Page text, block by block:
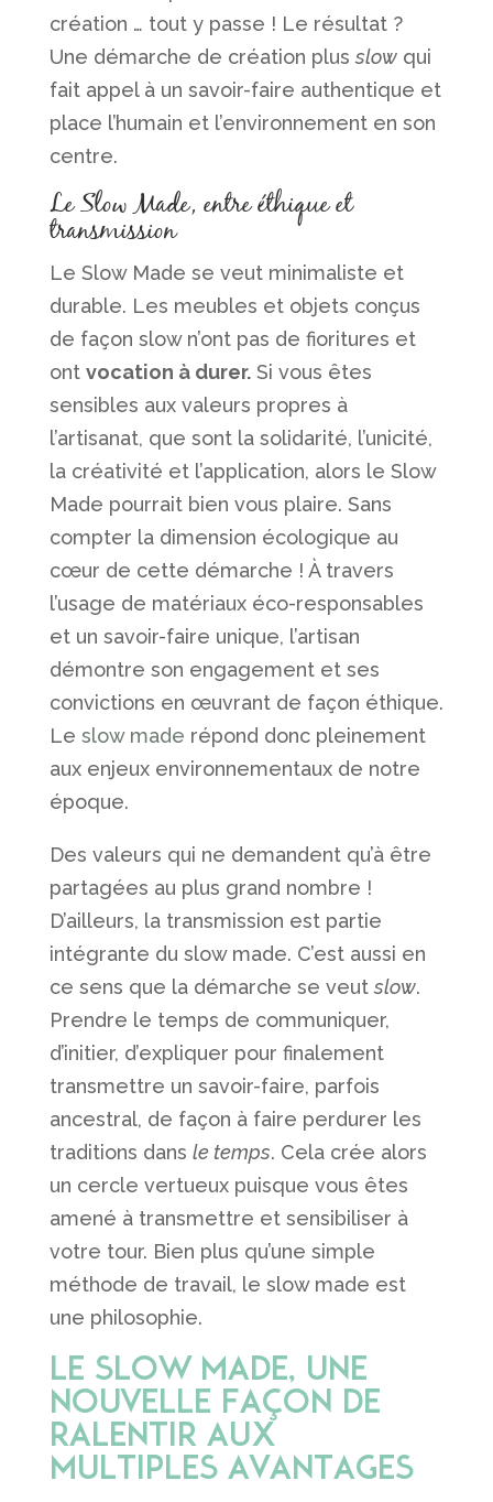
création … tout y passe ! Le résultat ?
Une démarche de création plusslowqui
fait appel à un savoir-faire authentique et
place l’humain et l’environnement en son
centre.
Le Slow Made, entre éthique et
transmission
Le Slow Made se veut minimaliste et
durable. Les meubles et objets conçus
de façon slow n’ont pas de fioritures et
ont vocation à durer.Si vous êtes
sensibles aux valeurs propres à
l’artisanat, que sont la solidarité, l’unicité,
la créativité et l’application, alors le Slow
Made pourrait bien vous plaire. Sans
compter la dimension écologique au
cœur de cette démarche ! À travers
l’usage de matériaux éco-responsables
et un savoir-faire unique, l’artisan
démontre son engagement et ses
convictions en œuvrant de façon éthique.
Le slow made répond donc pleinement
aux enjeux environnementaux de notre
époque.
Des valeurs qui ne demandent qu’à être
partagées au plus grand nombre !
D’ailleurs, la transmission est partie
intégrante du slow made. C’est aussi en
ce sens que la démarche se veutslow.
Prendre le temps de communiquer,
d’initier, d’expliquer pour finalement
transmettre un savoir-faire, parfois
ancestral, de façon à faire perdurer les
traditions dans le temps. Cela crée alors
un cercle vertueux puisque vous êtes
amené à transmettre et sensibiliser à
votre tour. Bien plus qu’une simple
méthode de travail, le slow made est
une philosophie.
Le Slow Made, une
nouvelle façon de
ralentir aux
multiples avantages